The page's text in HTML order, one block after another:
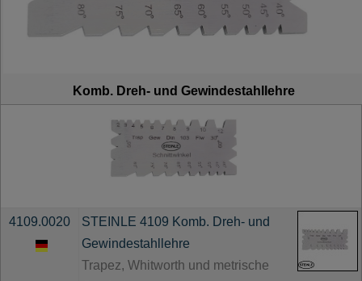
Komb. Dreh- und Gewindestahllehre
4109.0020
STEINLE 4109 Komb. Dreh- und
Gewindestahllehre
Trapez, Whitworth und metrische